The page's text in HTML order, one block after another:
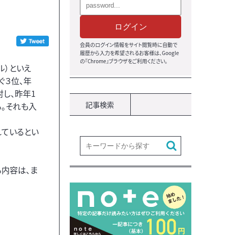
といえ
３位、年
、昨年1
それも入
いるとい
容は、ま
ログイン
会員のログイン情報をサイト閲覧時に自動で
履歴から入力を希望されるお客様は、Google
の『Chrome』ブラウザをご利用ください。
記事検索